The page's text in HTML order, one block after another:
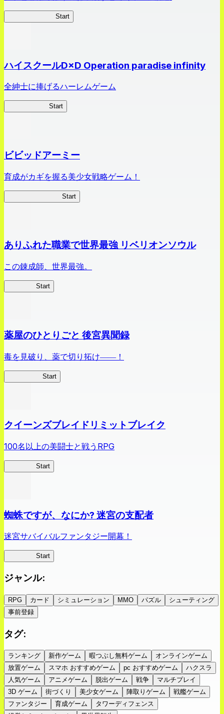
Start
ハイスクールD×D Operation paradise infinity
全紳士に捧げるハーレムゲーム
Start
ビビッドアーミー
育成がカギを握る美少女戦略ゲーム！
Start
ありふれた職業で世界最強 リベリオンソウル
この錬成師、世界最強。
Start
薬屋のひとりごと 後宮異聞録
毒を見破り、薬で切り拓け――！
Start
クイーンズブレイドリミットブレイク
100名以上の美闘士と戦うRPG
Start
蜘蛛ですが、なにか? 迷宮の支配者
迷宮サバイバルファンタジー開幕！
Start
ジャンル:
RPG カード シミュレーション MMO パズル
シューティング
事前登録
タグ:
ランキング 新作ゲーム 暇つぶし無料ゲーム
オンラインゲーム
放置ゲーム
スマホ おすすめゲーム pc おすすめゲーム
ハクスラ
人気ゲーム
アニメゲーム 脱出ゲーム 戦争
マルチプレイ
3D ゲーム
街づくり 美少女ゲーム 陣取りゲーム
戦艦ゲーム
ファンタジー
育成ゲーム
タワーディフェンス